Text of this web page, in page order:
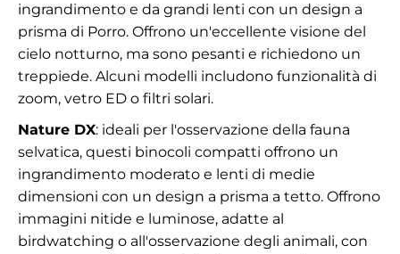
ingrandimento e da grandi lenti con un design a
prisma di Porro. Offrono un'eccellente visione del
cielo notturno, ma sono pesanti e richiedono un
treppiede. Alcuni modelli includono funzionalità di
zoom, vetro ED o filtri solari.
Nature DX: ideali per l'osservazione della fauna
selvatica, questi binocoli compatti offrono un
ingrandimento moderato e lenti di medie
dimensioni con un design a prisma a tetto. Offrono
immagini nitide e luminose, adatte al
birdwatching o all'osservazione degli animali, con